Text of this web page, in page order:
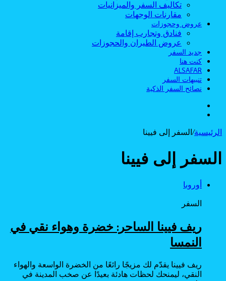
تكاليف السفر والميزانيات
مقارنات الوجهات
عروض وحجوزات
فنادق وتجارب إقامة
عروض الطيران والحجوزات
جديد السفر
كنت هنا
ALSAFAR
تنبيهات السفر
نصائح السفر الذكية
الرئيسية/ السفر إلى فيينا
السفر إلى فيينا
أوروبا
السفر
ريف فيينا الساحر: خضرة وهواء نقي في
النمسا
ريف فيينا يقدّم لك مزيجًا رائعًا من الخضرة الواسعة والهواء
النقي، ليمنحك لحظات هادئة بعيدًا عن صخب المدينة في